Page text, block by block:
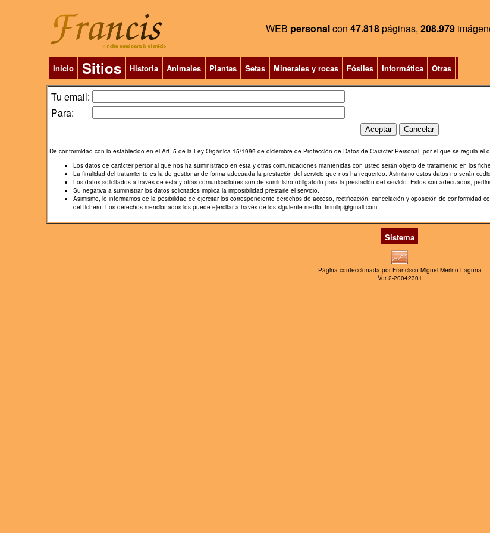
WEB personalcon 47.818páginas, 208.979
Inicio Sitios Historia Animales Plantas Setas Minerales y rocas Fósiles Informática Otras
Tu email:
Para:
De conformidad con lo establecido en el Art. 5 de la Ley Orgánica 15/1999 de diciembre de Protección de Datos de Carácter Personal, por el que se regula
Los datos de carácter personal que nos ha suministrado en esta y otras comunicaciones mantenidas con usted serán objeto de tratamiento en los
La finalidad del tratamiento es la de gestionar de forma adecuada la prestación del servicio que nos ha requerido. Asimismo estos datos no serán
Los datos solicitados a través de esta y otras comunicaciones son de suministro obligatorio para la prestación del servicio. Estos son adecuados,
Su negativa a suministrar los datos solicitados implica la imposibilidad prestarle el servicio.
Asimismo, le informamos de la posibilidad de ejercitar los correspondiente derechos de acceso, rectificación, cancelación y oposición de
del fichero. Los derechos mencionados los puede ejercitar a través de los siguiente medio: fmmlirp@gmail.com
Sistema
Página confeccionada por Francisco Miguel Merino Laguna
Ver 2-20042301